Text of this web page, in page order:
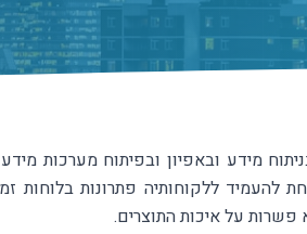
מידע ובאפיון ובפיתוח מערכות מידע
להעמיד ללקוחותיה פתרונות בלוחות
פשרות על איכות התוצרים.